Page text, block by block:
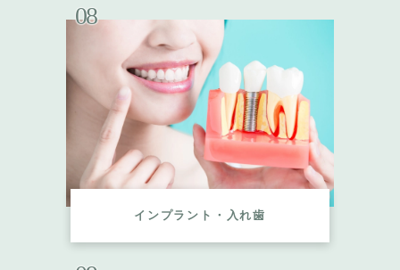
08
インプラント・入れ歯